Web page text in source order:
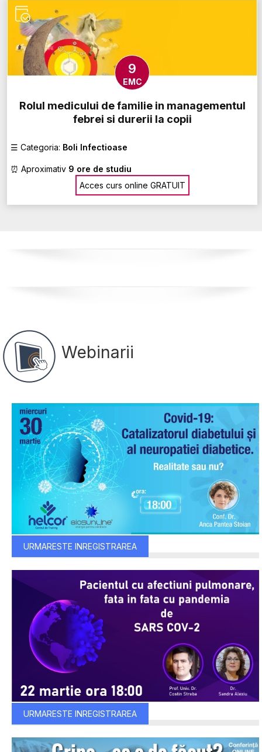
9
EMC
Rolul medicului de familie in managementul
febrei si durerii la copii
☰ Categoria: Boli Infectioase
⏰ Aproximativ 9 ore de studiu
Acces curs online GRATUIT
Webinarii
URMARESTE INREGISTRAREA
URMARESTE INREGISTRAREA